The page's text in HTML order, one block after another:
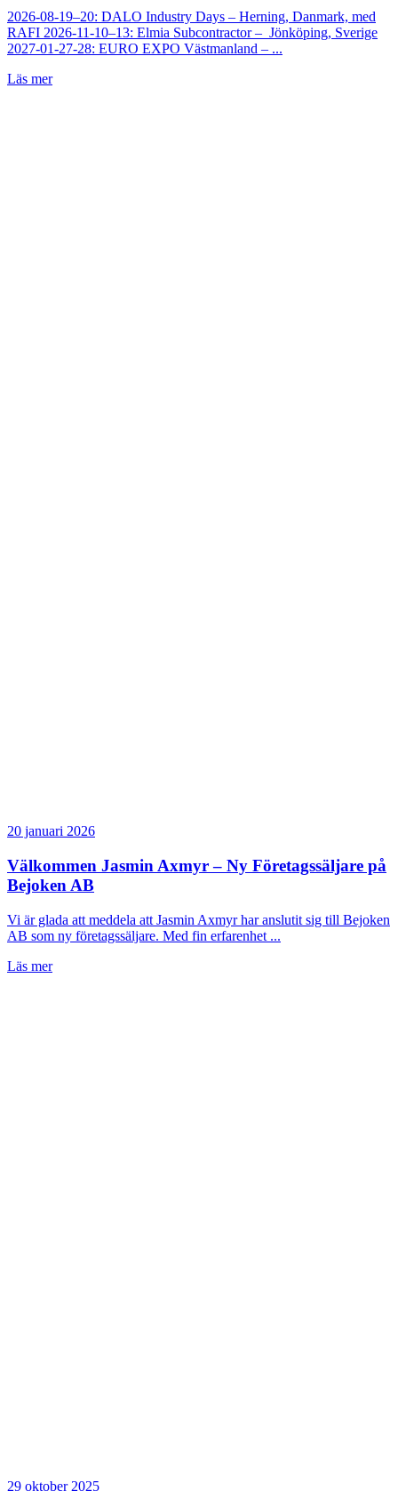
2026-08-19–20: DALO Industry Days – Herning, Danmark, med
RAFI 2026-11-10–13: Elmia Subcontractor – Jönköping, Sverige
2027-01-27-28: EURO EXPO Västmanland – ...
Läs mer
20 januari 2026
Välkommen Jasmin Axmyr – Ny Företagssäljare på
Bejoken AB
Vi är glada att meddela att Jasmin Axmyr har anslutit sig till Bejoken
AB som ny företagssäljare. Med fin erfarenhet ...
Läs mer
29 oktober 2025